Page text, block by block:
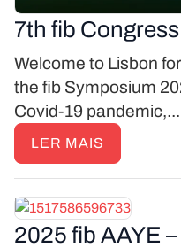
7th fib
Welcome to Lisbon
the fib Symposium
Covid-19 pandemic,...
LER MAIS
2025 fib AAYE